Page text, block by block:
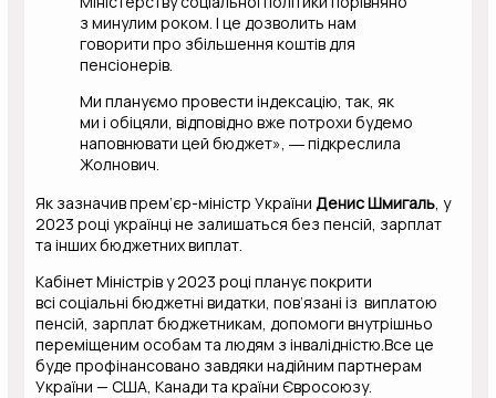
з минулим роком. І це дозволить нам
говорити про збільшення коштів для
пенсіонерів.
Ми плануємо провести індексацію, так, як
ми і обіцяли, відповідно вже потрохи будемо
наповнювати цей бюджет», ― підкреслила
Жолнович.
Як зазначив прем’єр-міністр України Денис Шмигаль , у
2023 році українці не залишаться без пенсій, зарплат
та інших бюджетних виплат.
Кабінет Міністрів у 2023 році планує покрити
всі соціальні бюджетні видатки, пов’язані із виплатою
пенсій, зарплат бюджетникам, допомоги внутрішньо
переміщеним особам та людям з інвалідністю.Все це
буде профінансовано завдяки надійним партнерам
України — США, Канади та країни Євросоюзу.